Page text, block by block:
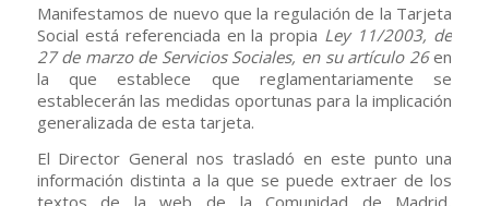
Manifestamos de nuevo que la regulación de la Tarjeta
Social está referenciada en la propia Ley 11/2003, de
27 de marzo de Servicios Sociales, en su artículo 26en
la que establece que reglamentariamente se
establecerán las medidas oportunas para la implicación
generalizada de esta tarjeta.
El Director General nos trasladó en este punto una
información distinta a la que se puede extraer de los